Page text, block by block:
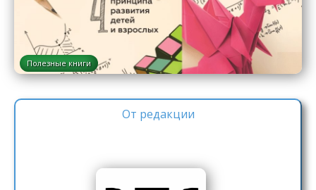
Полезные книги
От редакции